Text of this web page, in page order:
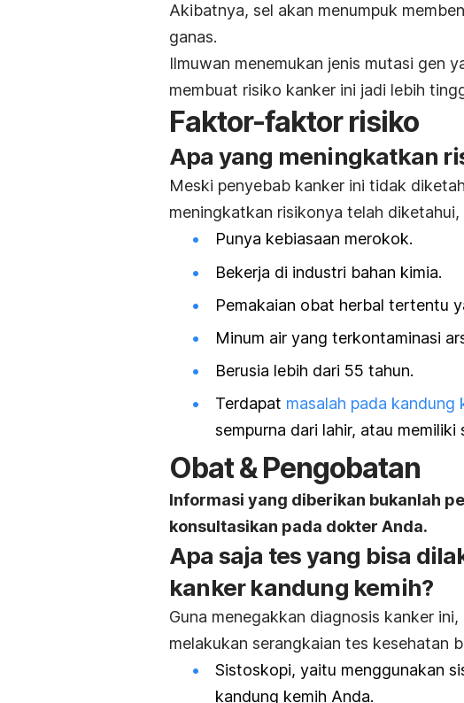
Akibatnya, sel akan menumpuk
ganas.
Ilmuwan menemukan jenis mutasi gen
membuat risiko kanker ini jadi lebih
Faktor-faktor risiko
Apa yang meningkatkan
Meski penyebab kanker ini tidak
meningkatkan risikonya telah diketahui,
Punya kebiasaan merokok.
Bekerja di industri bahan kimia.
Pemakaian obat herbal tertentu
Minum air yang terkontaminasi
Berusia lebih dari 55 tahun.
Terdapat masalah pada kandung
sempurna dari lahir, atau
Obat & Pengobatan
Informasi yang diberikan bukanlah
konsultasikan pada dokter Anda.
Apa saja tes yang bisa
kanker kandung kemih?
Guna menegakkan diagnosis kanker
melakukan serangkaian tes kesehatan
Sistoskopi, yaitu menggunakan
kandung kemih Anda.